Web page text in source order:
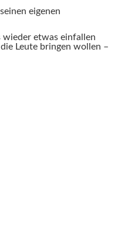
eigenen
wieder etwas einfallen
Leute bringen wollen –